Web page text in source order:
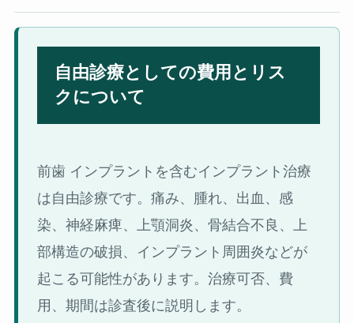
自由診療としての費用とリス
クについて
前歯 インプラントを含むインプラント治療
は自由診療です。痛み、腫れ、出血、感
染、神経麻痺、上顎洞炎、骨結合不良、上
部構造の破損、インプラント周囲炎などが
起こる可能性があります。治療可否、費
用、期間は診査後に説明します。